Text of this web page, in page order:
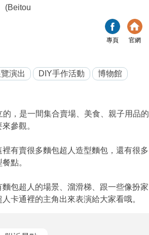
(Beitou
專頁 官網
覽演出 DIY手作活動
博物館
，是一間集合賣場、美食、親子用品的
參觀。
有賣很多麵包超人造型麵包，還有很多
點。
包超人的場景、溜滑梯、跟一些像扮家
卡通裡的主角出來表演給大家看哦。